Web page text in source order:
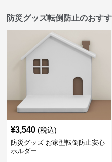
防災グッズ転倒防止のおす
¥3,540 (税込)
防災グッズ お家型転倒防止安心
ホルダー